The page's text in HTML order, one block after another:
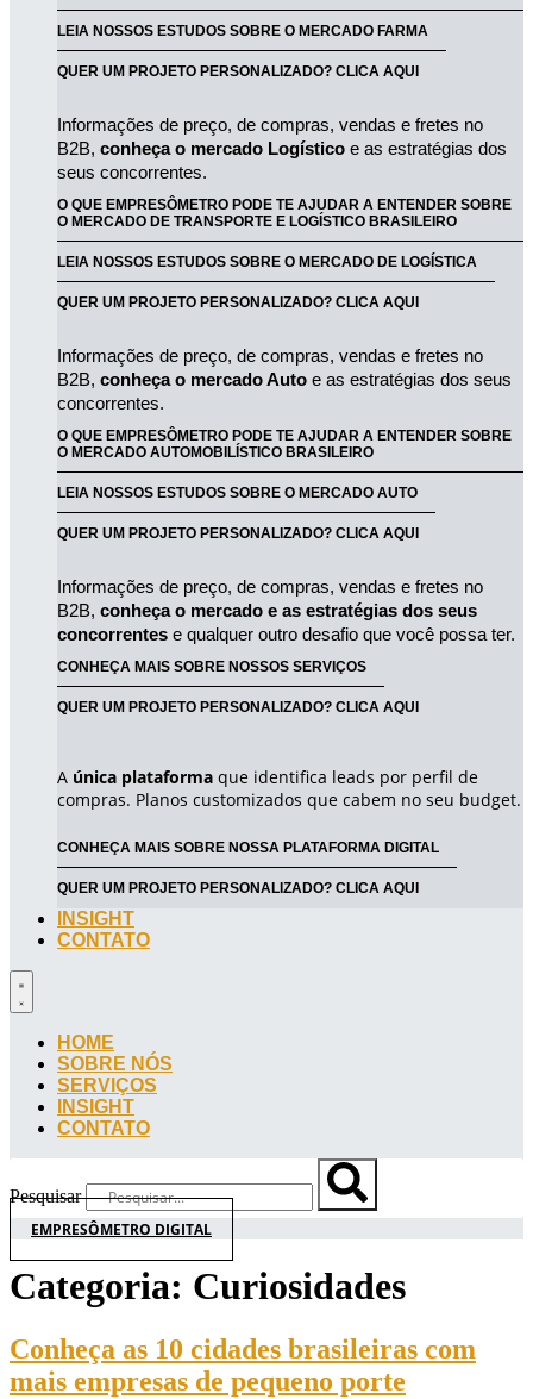
LEIA NOSSOS ESTUDOS SOBRE O MERCADO FARMA
QUER UM PROJETO PERSONALIZADO? CLICA AQUI
Informações de preço, de compras, vendas e fretes no
B2B, conheça o mercado Logístico e as estratégias dos
seus concorrentes.
O QUE EMPRESÔMETRO PODE TE AJUDAR A ENTENDER SOBRE
O MERCADO DE TRANSPORTE E LOGÍSTICO BRASILEIRO
LEIA NOSSOS ESTUDOS SOBRE O MERCADO DE LOGÍSTICA
QUER UM PROJETO PERSONALIZADO? CLICA AQUI
Informações de preço, de compras, vendas e fretes no
B2B, conheça o mercado Auto e as estratégias dos seus
concorrentes.
O QUE EMPRESÔMETRO PODE TE AJUDAR A ENTENDER SOBRE
O MERCADO AUTOMOBILÍSTICO BRASILEIRO
LEIA NOSSOS ESTUDOS SOBRE O MERCADO AUTO
QUER UM PROJETO PERSONALIZADO? CLICA AQUI
Informações de preço, de compras, vendas e fretes no
B2B, conheça o mercado e as estratégias dos seus
concorrentes e qualquer outro desafio que você possa ter.
CONHEÇA MAIS SOBRE NOSSOS SERVIÇOS
QUER UM PROJETO PERSONALIZADO? CLICA AQUI
A única plataforma que identifica leads por perfil de
compras. Planos customizados que cabem no seu budget.
CONHEÇA MAIS SOBRE NOSSA PLATAFORMA DIGITAL
QUER UM PROJETO PERSONALIZADO? CLICA AQUI
INSIGHT
CONTATO
HOME
SOBRE NÓS
SERVIÇOS
INSIGHT
CONTATO
Pesquisar
EMPRESÔMETRO DIGITAL
Categoria: Curiosidades
Conheça as 10 cidades brasileiras com
mais empresas de pequeno porte